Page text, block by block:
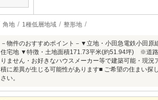
角地 1種低層地域 整形地
－物件のおすすめポイント－▼立地・小田急電鉄小田
住宅地 ▼特徴・土地面積171.73平米(約51.94坪) ※道路
りません・お好きなハウスメーカー等で建築可能・現
積に差異が生じる可能性があります■ ご希望の住まい
さい。